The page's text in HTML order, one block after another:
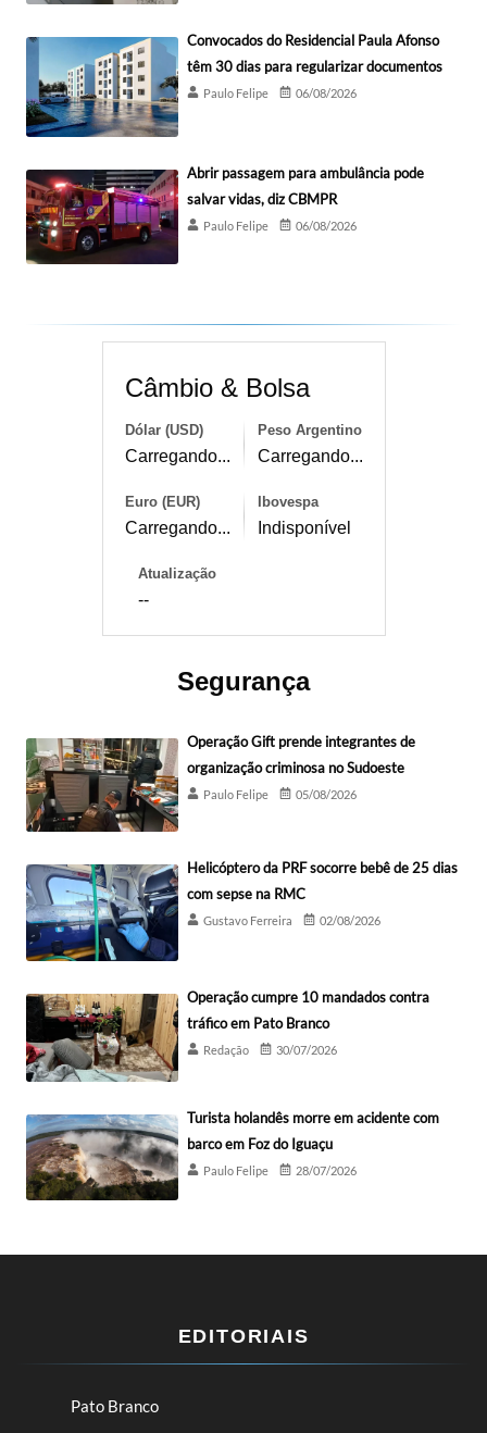
Convocados do Residencial Paula Afonso
têm 30 dias para regularizar documentos
Paulo Felipe 06/08/2026
Abrir passagem para ambulância pode
salvar vidas, diz CBMPR
Paulo Felipe 06/08/2026
Câmbio & Bolsa
Dólar (USD)
Carregando...
Peso Argentino
Carregando...
Euro (EUR)
Carregando...
Ibovespa
Indisponível
Atualização
--
Segurança
Operação Gift prende integrantes de
organização criminosa no Sudoeste
Paulo Felipe 05/08/2026
Helicóptero da PRF socorre bebê de 25 dias
com sepse na RMC
Gustavo Ferreira 02/08/2026
Operação cumpre 10 mandados contra
tráfico em Pato Branco
Redação 30/07/2026
Turista holandês morre em acidente com
barco em Foz do Iguaçu
Paulo Felipe 28/07/2026
EDITORIAIS
Pato Branco